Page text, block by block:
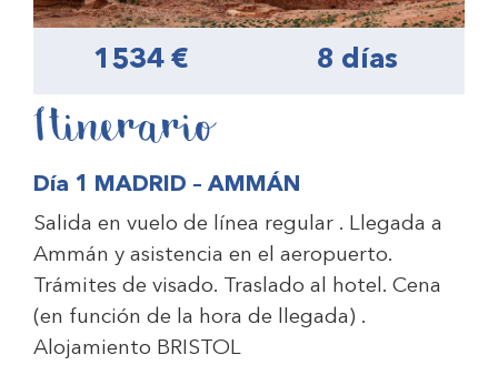
1534 € 8 días
Itinerario
Día 1 MADRID – AMMÁN
Salida en vuelo de línea regular . Llegada a
Ammán y asistencia en el aeropuerto.
Trámites de visado. Traslado al hotel. Cena
(en función de la hora de llegada) .
Alojamiento BRISTOL